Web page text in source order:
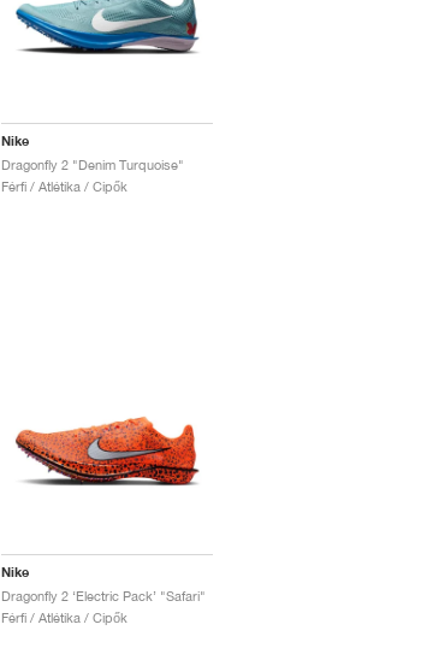
Nike
Dragonfly 2 "Denim Turquoise"
Férfi / Atlétika / Cipők
Nike
Dragonfly 2 ‘Electric Pack’ "Safari"
Férfi / Atlétika / Cipők